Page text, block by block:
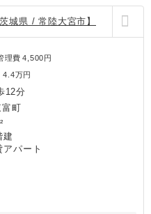
城県 / 常陸大宮市】
理費 4,500円
4.4万円
12分
町
建
パート